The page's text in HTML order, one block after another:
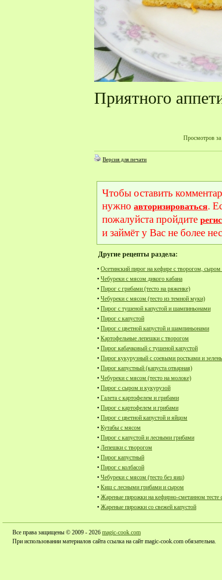
Приятного
Просмотров за
Версия для печати
Чтобы оставить
нужно авторизироваться.
пожалуйста пройдите
и займёт у Вас не более
Другие рецепты раздела:
• Осетинский пирог на кефире с творогом,
• Чебуреки с мясом дикого кабана
• Пирог с грибами (тесто на ряженке)
• Чебуреки с мясом (тесто из темной муки)
• Пирог с тушеной капустой и шампиньонами
• Пирог с капустой
• Пирог с цветной капустой и шампиньонами
• Картофельные лепешки с творогом
• Пирог кабачковый с тушеной капустой
• Пирог кукурузный с соевыми ростками и
• Пирог капустный (капуста отварная)
• Чебуреки с мясом (тесто на молоке)
• Пирог с сыром и кукурузой
• Галета с картофелем и грибами
• Пирог с картофелем и грибами
• Пирог с цветной капустой и яйцом
• Кутабы с мясом
• Пирог с капустой и лесными грибами
• Лепешки с творогом
• Пирог капустный
• Пирог с колбасой
• Чебуреки с мясом (тесто без яиц)
• Киш с лесными грибами и сыром
• Жареные пирожки на кефирно-сметанном тесте
• Жареные пирожки со свежей капустой
Все права защищены © 2009 - 2026 magic-cook.com
При использовании материалов сайта ссылка на сайт magic-cook.com обязательна.